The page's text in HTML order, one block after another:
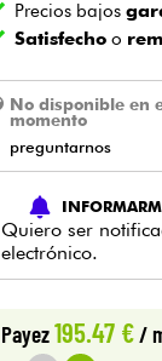
Precios bajos
Satisfecho o
No disponible en
momento
preguntarnos
Quiero ser
electrónico.
Payez195.47 €/